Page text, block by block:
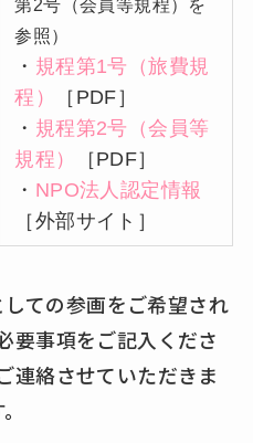
第2号（会員等規程）を
参照）
・ 規程第1号（旅費規
程）
［PDF］
・ 規程第2号（会員等
規程）
［PDF］
・ NPO法人認定情報
［外部サイト］
ての参画をご希望され
要事項をご記入くださ
連絡させていただきま